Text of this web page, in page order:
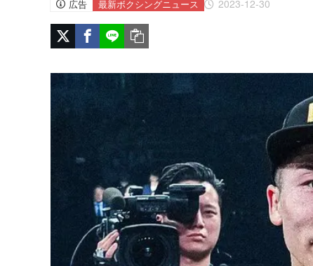
広告 2023-12-30
最新ボクシングニュース